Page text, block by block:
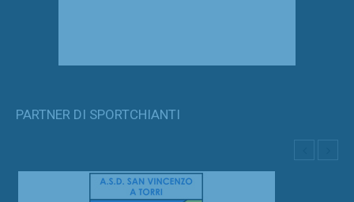
PARTNER DI SPORTCHIANTI